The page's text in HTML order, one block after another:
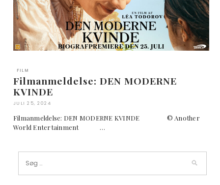
FILM
Filmanmeldelse: DEN MODERNE
KVINDE
JULI 25, 2024
Filmanmeldelse: DEN MODERNE KVINDE © Another
World Entertainment …